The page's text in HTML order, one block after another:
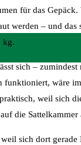
für das
werden – und
kg.
sich –
funktioniert, wäre
weil sich
die
sich dort